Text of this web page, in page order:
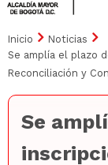
Inicio
Noticias
Se amplía el plazo
Reconciliación y
Se